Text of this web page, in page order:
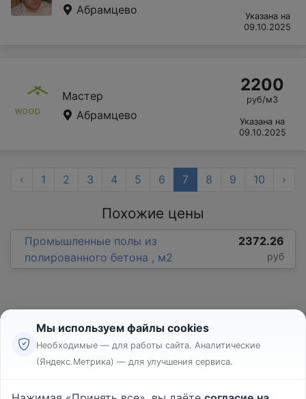
Абрамцево
Указана на
09.10.2025
Мастер
Абрамцево
2200
руб/м3
Указана на
09.10.2025
‹ 1 2 3 4 5 6 7 8 9 10 ›
Похожие цены
Промышленные полы из
полированного бетона , м2
2372.26
руб
Реклама
Мы используем файлы cookies
Необходимые — для работы сайта. Аналитические
(Яндекс.Метрика) — для улучшения сервиса.